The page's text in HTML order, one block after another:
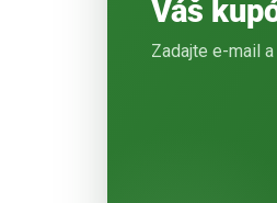
Váš
Zadajte e-mail